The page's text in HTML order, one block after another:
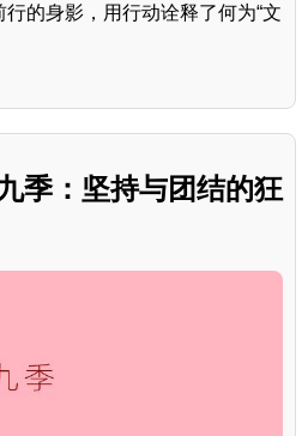
的身影，用行动诠释了何为“文
季：坚持与团结的狂